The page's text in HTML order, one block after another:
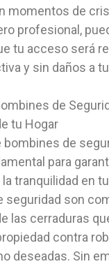
momentos de
profesional,
tu acceso será
y sin daños a
de
tu Hogar
bombines de
para
tranquilidad en
seguridad son
las cerraduras
contra
deseadas. Sin